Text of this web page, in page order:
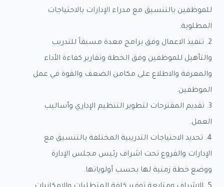
للموظفين بالتنسيق مع مدراء الإدارات بالاحتياجات
المطلوبة.
2. تنفيذ الاعمال وفق برامج معدة مسبقاً للتدريب
والتأهيل للموظفين وفق الخطة وتقارير كفاءة الأداء
والمعرفة والاطلاع على مكامن الضعف والقوة في عمل
الموظفين.
3. تقديم المقترحات لتطوير التنظيم الإداري وأساليب
العمل.
4. تحديد الاحتياجات التدريبية المختلفة بالتنسيق مع
الإدارات والفروع تحت اشراف رئيس مجلس الإدارة
ووضع خطة زمنية لها بحسب أولوياتها.